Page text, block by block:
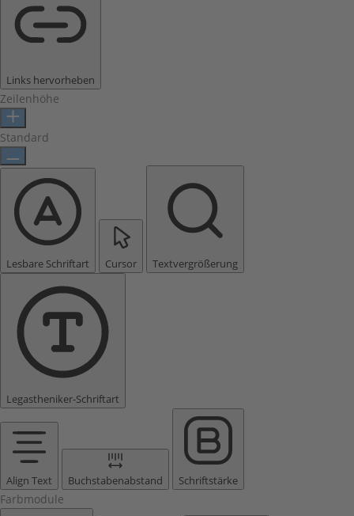
Links hervorheben
Zeilenhöhe
Standard
Lesbare Schriftart Cursor Textvergrößerung
Legastheniker-Schriftart
Align Text Buchstabenabstand Schriftstärke
Farbmodule